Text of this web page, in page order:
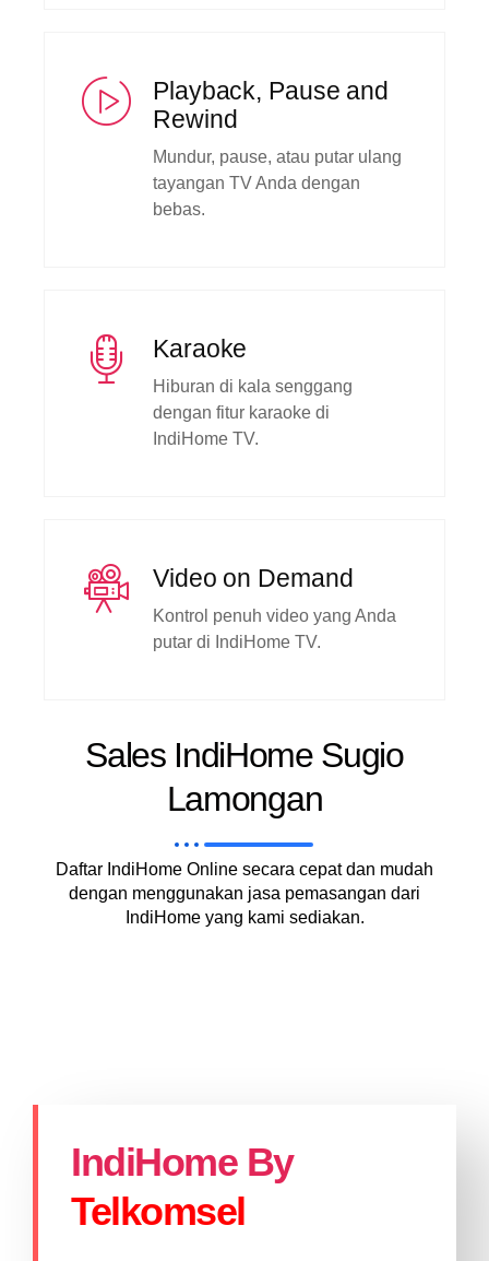
Playback, Pause and
Rewind
Mundur, pause, atau putar ulang
tayangan TV Anda dengan
bebas.
Karaoke
Hiburan di kala senggang
dengan fitur karaoke di
IndiHome TV.
Video on Demand
Kontrol penuh video yang Anda
putar di IndiHome TV.
Sales IndiHome Sugio
Lamongan
Daftar IndiHome Online secara cepat dan mudah
dengan menggunakan jasa pemasangan dari
IndiHome yang kami sediakan.
IndiHome By
Telkomsel